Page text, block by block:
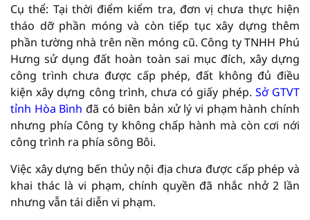
Cụ thể: Tại thời điểm kiểm tra, đơn vị chưa thực hiện
tháo dỡ phần móng và còn tiếp tục xây dựng thêm
phần tường nhà trên nền móng cũ. Công ty TNHH Phú
Hưng sử dụng đất hoàn toàn sai mục đích, xây dựng
công trình chưa được cấp phép, đất không đủ điều
kiện xây dựng công trình, chưa có giấy phép. Sở GTVT
tỉnh Hòa Bình đã có biên bản xử lý vi phạm hành chính
nhưng phía Công ty không chấp hành mà còn cơi nới
công trình ra phía sông Bôi.
Việc xây dựng bến thủy nội địa chưa được cấp phép và
khai thác là vi phạm, chính quyền đã nhắc nhở 2 lần
nhưng vẫn tái diễn vi phạm.